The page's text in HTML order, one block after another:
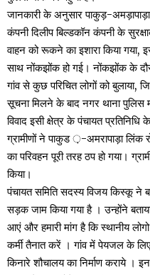
जानकारी के अनुसार पाकुड़-
कंपनी दिलीप बिल्डकॉन कंपनी के
वाहन को रूकने का इशारा किया गया,
साथ नोंकझोंक हो गई। नोंकझोंक के
गांव से कुछ परिचित लोगों को बुलाया,
सूचना मिलने के बाद नगर थाना पुलिस
विवाद इसी क्षेत्र के पंचायत
ग्रामीणों ने पाकुड ़-अमरापाड़ा लिंक
का परिवहन पूरी तरह ठप हो गया।
किया।
पंचायत समिति सदस्य विजय किस्कू ने
सड़क जाम किया गया है । उन्होंने
आएं और हमारी मांग है कि स्थानीय
कर्मी तैनात करें । गांव में पेयजल के
किनारे शौचालय का निर्माण कराये ।